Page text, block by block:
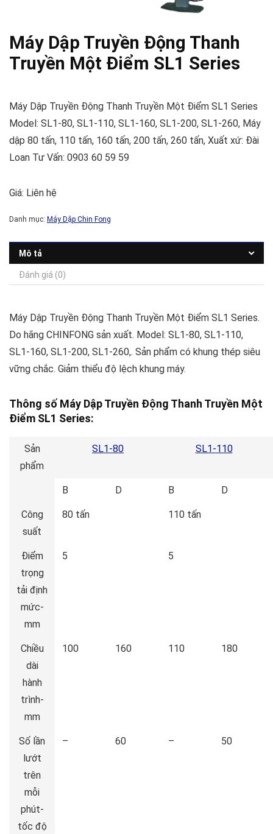
Máy Dập Truyền Động Thanh
Truyền Một Điểm SL1 Series
Máy Dập Truyền Động Thanh Truyền Một Điểm SL1 Series
Model: SL1-80, SL1-110, SL1-160, SL1-200, SL1-260, Máy
dập 80 tấn, 110 tấn, 160 tấn, 200 tấn, 260 tấn, Xuất xứ: Đài
Loan Tư Vấn: 0903 60 59 59
Giá: Liên hệ
Danh mục: Máy Dập Chin Fong
Mô tả
Đánh giá (0)
Máy Dập Truyền Động Thanh Truyền Một Điểm SL1 Series.
Do hãng CHINFONG sản xuất. Model: SL1-80, SL1-110,
SL1-160, SL1-200, SL1-260,. Sản phẩm có khung thép siêu
vững chắc. Giảm thiểu độ lệch khung máy.
Thông số Máy Dập Truyền Động Thanh Truyền Một
Điểm SL1 Series:
Sản
phẩm
SL1-80 SL1-110
B D B D
Công
suất
80 tấn 110 tấn
Điểm
trọng
tải định
mức-
mm
5 5
Chiều
dài
hành
trình-
mm
100 160 110 180
Số lần
lướt
trên
mỗi
phút-
tốc độ
– 60 – 50